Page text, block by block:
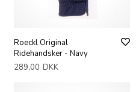
Roeckl Original
Ridehandsker - Navy
289,00 DKK